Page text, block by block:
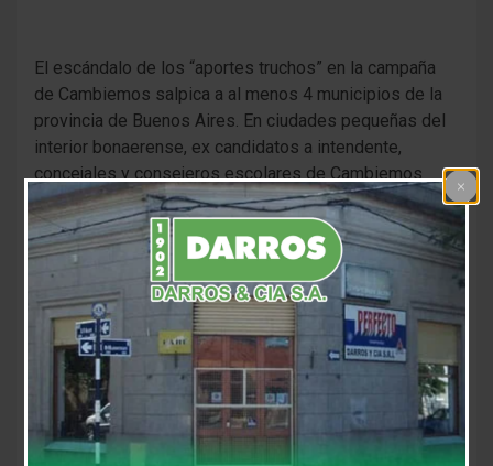
El escándalo de los “aportes truchos” en la campaña
de Cambiemos salpica a al menos 4 municipios de la
provincia de Buenos Aires. En ciudades pequeñas del
interior bonaerense, ex candidatos a intendente,
concejales y consejeros escolares de Cambiemos
figuran como aportantes de grandes sumas de dinero
–que van desde los 13 mil hasta los 50 mil pesos en
efectivo- sin ni siquiera saberlo.
Diagonales habló con ex candidatos que integraron las
boletas de Cambiemos en la elección presidencial de
Mauricio Macri que negaron haber aportado dinero a la
campaña. Además se registraron un total de 10
municipios, de la provincia que gobierna María Eugenia
Vidal, en los que la lista completa de candidatos
locales del oficialismo realizaron aportes por más